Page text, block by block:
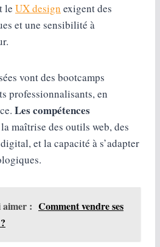
le UX design exigent des
et une sensibilité à
vont des bootcamps
professionnalisants, en
Les compétences
maîtrise des outils web, des
et la capacité à s’adapter
aimer : Comment vendre ses